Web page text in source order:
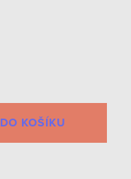
DO KOŠÍKU